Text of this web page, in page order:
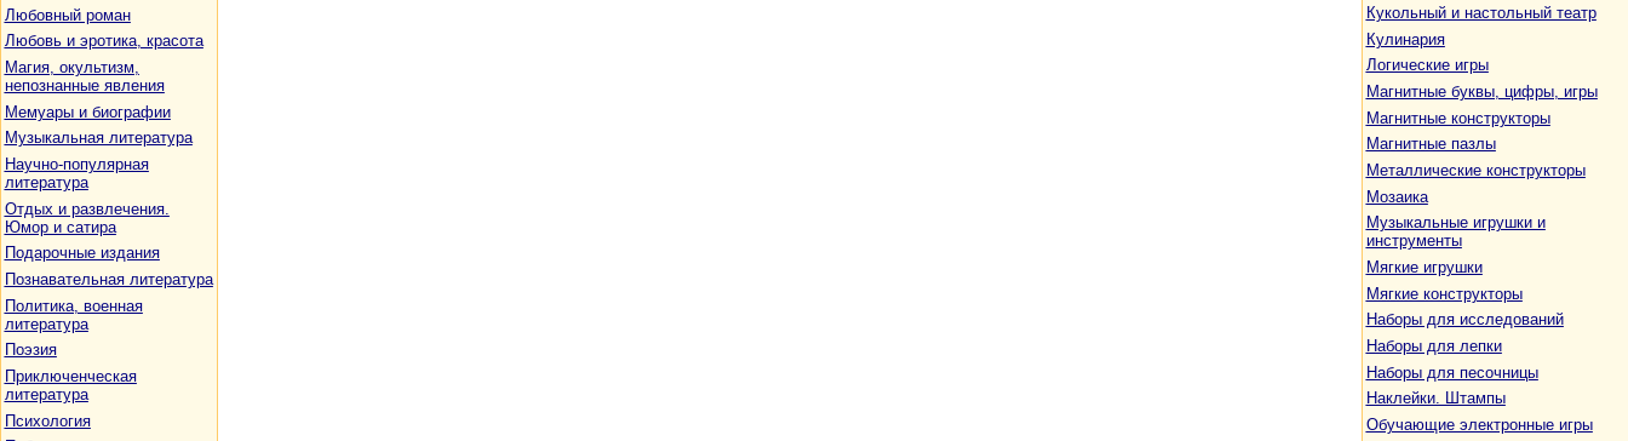
Любовный роман
Любовь и эротика, красота
Магия, окультизм,
непознанные явления
Мемуары и биографии
Музыкальная литература
Научно-популярная
литература
Отдых и развлечения.
Юмор и сатира
Подарочные издания
Познавательная литература
Политика, военная
литература
Поэзия
Приключенческая
литература
Психология
Кукольный и настольный театр
Кулинария
Логические игры
Магнитные буквы, цифры, игры
Магнитные конструкторы
Магнитные пазлы
Металлические конструкторы
Мозаика
Музыкальные игрушки и
инструменты
Мягкие игрушки
Мягкие конструкторы
Наборы для исследований
Наборы для лепки
Наборы для песочницы
Наклейки. Штампы
Обучающие электронные игры